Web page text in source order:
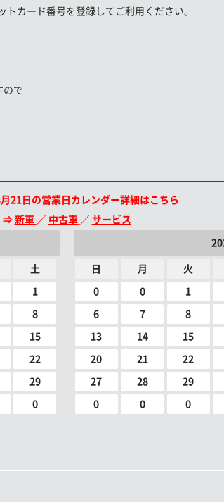
カード番号を登録してご利用ください。
ので
21日の営業日カレンダー詳細はこちら
⇒ 新車 ／ 中古車 ／ サービス
土
1
8
15
22
29
0
日 月 火
0 0 1
6 7 8
13 14 15
20 21 22
27 28 29
0 0 0